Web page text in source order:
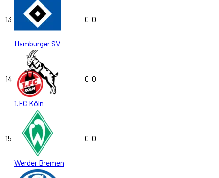
13
Hamburger SV
0 0
14
1.FC Köln
0 0
15
Werder Bremen
0 0